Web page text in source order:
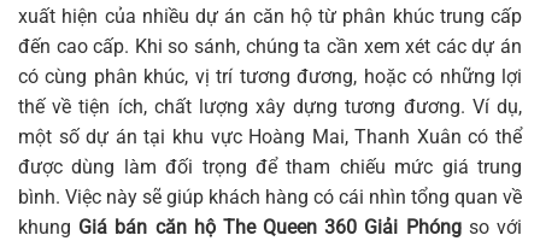
xuất hiện của nhiều dự án căn hộ từ phân khúc trung cấp
đến cao cấp. Khi so sánh, chúng ta cần xem xét các dự án
có cùng phân khúc, vị trí tương đương, hoặc có những lợi
thế về tiện ích, chất lượng xây dựng tương đương. Ví dụ,
một số dự án tại khu vực Hoàng Mai, Thanh Xuân có thể
được dùng làm đối trọng để tham chiếu mức giá trung
bình. Việc này sẽ giúp khách hàng có cái nhìn tổng quan về
khung Giá bán căn hộ The Queen 360 Giải Phóngso với